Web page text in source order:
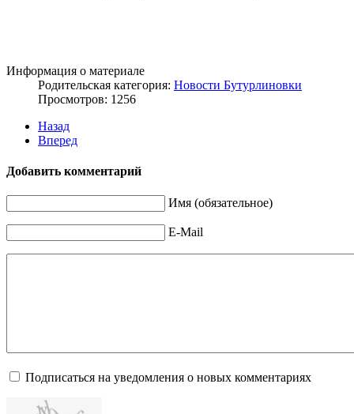
Информация о материале
Родительская категория: Новости Бутурлиновки
Просмотров: 1256
Назад
Вперед
Добавить комментарий
Имя (обязательное)
E-Mail
Подписаться на уведомления о новых комментариях